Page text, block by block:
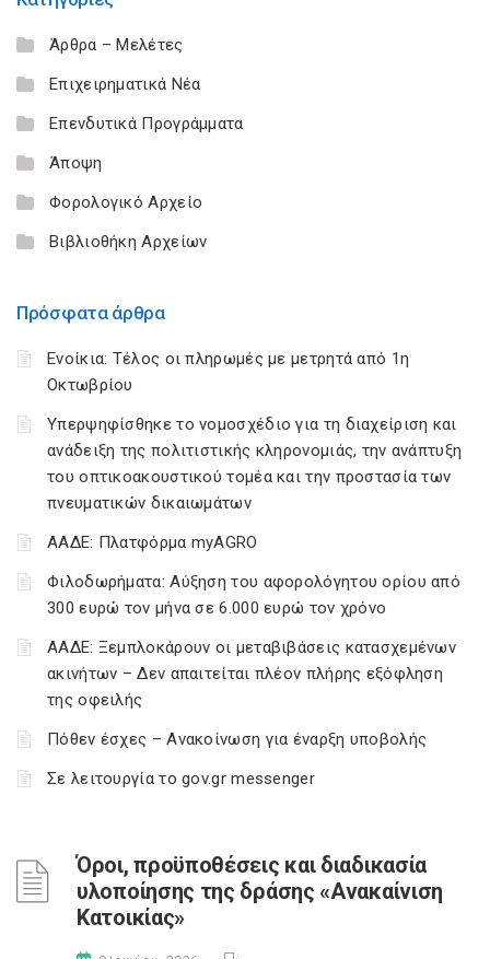
Άρθρα – Μελέτες
Επιχειρηματικά Νέα
Επενδυτικά Προγράμματα
Άποψη
Φορολογικό Αρχείο
Βιβλιοθήκη Αρχείων
Πρόσφατα άρθρα
Ενοίκια: Τέλος οι πληρωμές με μετρητά από 1η
Οκτωβρίου
Υπερψηφίσθηκε το νομοσχέδιο για τη διαχείριση και
ανάδειξη της πολιτιστικής κληρονομιάς, την ανάπτυξη
του οπτικοακουστικού τομέα και την προστασία των
πνευματικών δικαιωμάτων
ΑΑΔΕ: Πλατφόρμα myAGRO
Φιλοδωρήματα: Αύξηση του αφορολόγητου ορίου από
300 ευρώ τον μήνα σε 6.000 ευρώ τον χρόνο
ΑΑΔΕ: Ξεμπλοκάρουν οι μεταβιβάσεις κατασχεμένων
ακινήτων – Δεν απαιτείται πλέον πλήρης εξόφληση
της οφειλής
Πόθεν έσχες – Ανακοίνωση για έναρξη υποβολής
Σε λειτουργία το gov.gr messenger
Όροι, προϋποθέσεις και διαδικασία
υλοποίησης της δράσης «Ανακαίνιση
Κατοικίας»